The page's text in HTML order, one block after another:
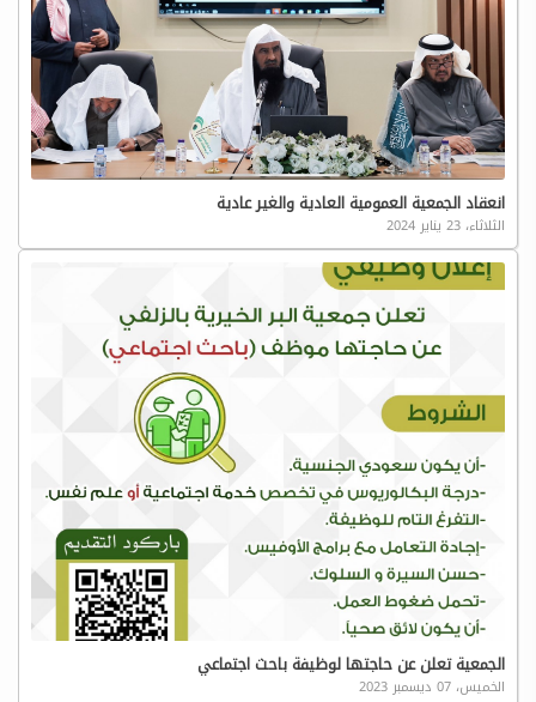
انعقاد الجمعية العمومية العادية والغير عادية
الثلاثاء، 23 يناير 2024
الجمعية تعلن عن حاجتها لوظيفة باحث اجتماعي
الخميس، 07 ديسمبر 2023